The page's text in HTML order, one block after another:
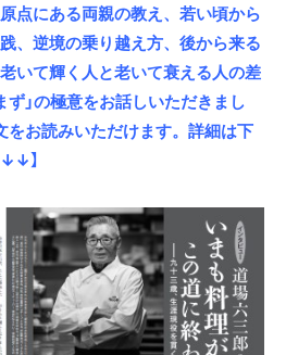
点にある両親の教え、若い頃から
、逆境の乗り越え方、後から来る
いて輝く人と老いて衰える人の差
ず」の極意をお話しいただきまし
をお読みいただけます。詳細は下
】